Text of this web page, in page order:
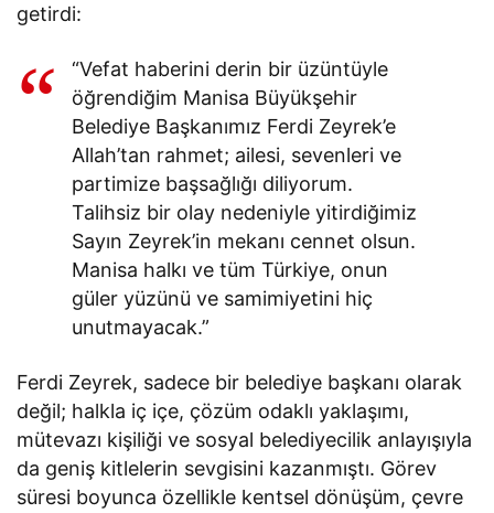
getirdi:
“Vefat haberini derin bir üzüntüyle
öğrendiğim Manisa Büyükşehir
Belediye Başkanımız Ferdi Zeyrek’e
Allah’tan rahmet; ailesi, sevenleri ve
partimize başsağlığı diliyorum.
Talihsiz bir olay nedeniyle yitirdiğimiz
Sayın Zeyrek’in mekanı cennet olsun.
Manisa halkı ve tüm Türkiye, onun
güler yüzünü ve samimiyetini hiç
unutmayacak.”
Ferdi Zeyrek, sadece bir belediye başkanı olarak
değil; halkla iç içe, çözüm odaklı yaklaşımı,
mütevazı kişiliği ve sosyal belediyecilik anlayışıyla
da geniş kitlelerin sevgisini kazanmıştı. Görev
süresi boyunca özellikle kentsel dönüşüm, çevre